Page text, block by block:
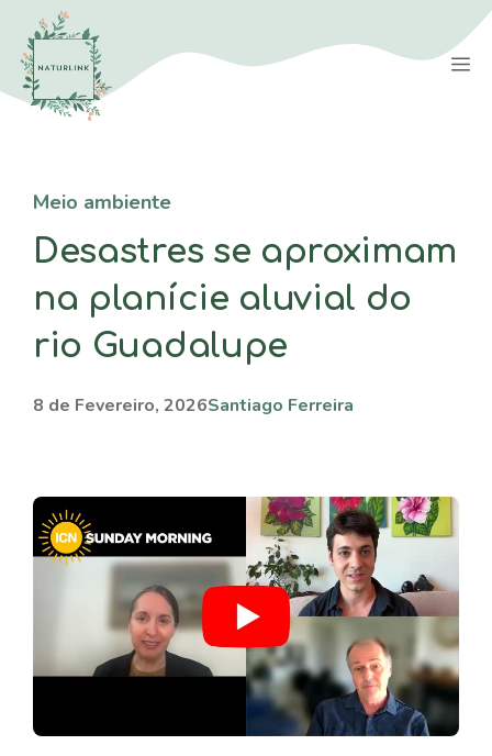
Saltar
para
conteúdo
Meio ambiente
Desastres se aproximam
na planície aluvial do
rio Guadalupe
8 de Fevereiro, 2026Santiago Ferreira